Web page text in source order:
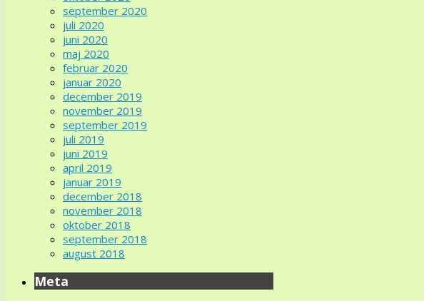
september 2020
juli 2020
juni 2020
maj 2020
februar 2020
januar 2020
december 2019
november 2019
september 2019
juli 2019
juni 2019
april 2019
januar 2019
december 2018
november 2018
oktober 2018
september 2018
august 2018
Meta